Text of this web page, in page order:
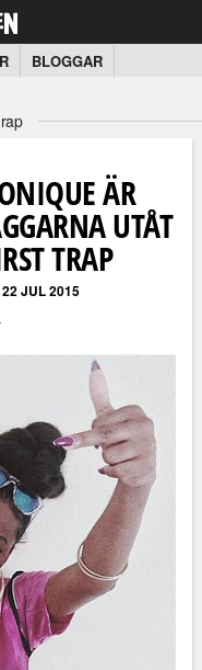
BLOGGAR
rap
ÄR
UTÅT
TRAP
JUL 2015